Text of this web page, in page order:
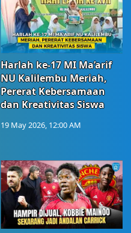
Harlah ke-17 MI Ma’arif
NU Kalilembu Meriah,
Pererat Kebersamaan
dan Kreativitas Siswa
19 May 2026, 12:00 AM